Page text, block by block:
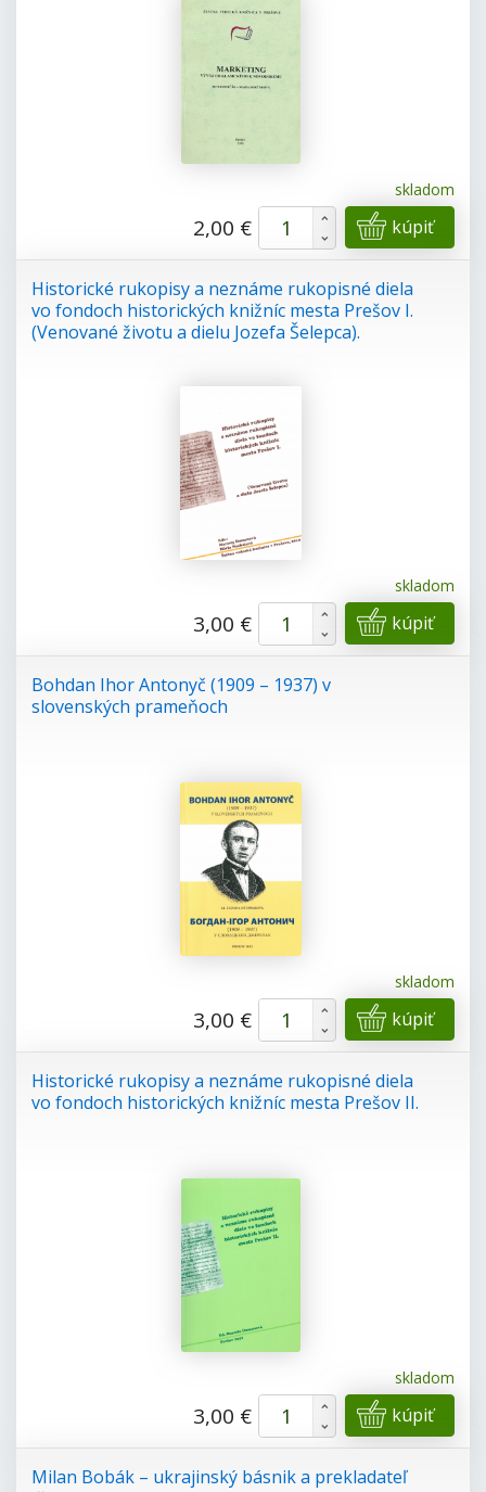
skladom
+
-
kúpiť
2,00 €
Historické rukopisy a neznáme rukopisné diela
vo fondoch historických knižníc mesta Prešov I.
(Venované životu a dielu Jozefa Šelepca).
skladom
+
-
kúpiť
3,00 €
Bohdan Ihor Antonyč (1909 – 1937) v
slovenských prameňoch
skladom
+
-
kúpiť
3,00 €
Historické rukopisy a neznáme rukopisné diela
vo fondoch historických knižníc mesta Prešov II.
skladom
+
-
kúpiť
3,00 €
Milan Bobák – ukrajinský básnik a prekladateľ